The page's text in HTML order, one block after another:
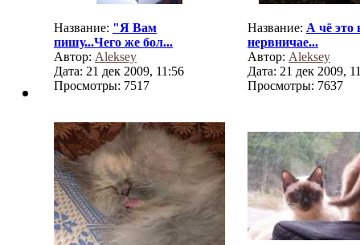
Название: "Я Вам
пишу...Чего же бол...
Автор: Aleksey
Дата: 21 дек 2009, 11:56
Просмотры: 7517
Название: А чё это
нервничае...
Автор: Aleksey
Дата: 21 дек 2009,
Просмотры: 7637